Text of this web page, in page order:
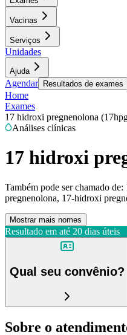
Vacinas
Serviços
Unidades
Ajuda
Agendar Resultados de exames
Home
Exames
17 hidroxi pregnenolona
Análises clínicas
17 hidroxi
Também pode ser chamado de:
pregnenolona, 17-hidroxi
Mostrar mais nomes
Resultado em até 20 dias úteis
Qual seu convênio?
Sobre o